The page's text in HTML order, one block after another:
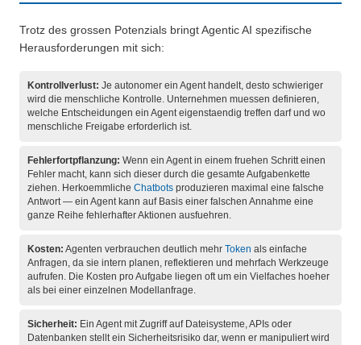
Trotz des grossen Potenzials bringt Agentic AI spezifische
Herausforderungen mit sich:
Kontrollverlust: Je autonomer ein Agent handelt, desto schwieriger
wird die menschliche Kontrolle. Unternehmen muessen definieren,
welche Entscheidungen ein Agent eigenstaendig treffen darf und wo
menschliche Freigabe erforderlich ist.
Fehlerfortpflanzung: Wenn ein Agent in einem fruehen Schritt einen
Fehler macht, kann sich dieser durch die gesamte Aufgabenkette
ziehen. Herkoemmliche Chatbots produzieren maximal eine falsche
Antwort — ein Agent kann auf Basis einer falschen Annahme eine
ganze Reihe fehlerhafter Aktionen ausfuehren.
Kosten: Agenten verbrauchen deutlich mehr Token als einfache
Anfragen, da sie intern planen, reflektieren und mehrfach Werkzeuge
aufrufen. Die Kosten pro Aufgabe liegen oft um ein Vielfaches hoeher
als bei einer einzelnen Modellanfrage.
Sicherheit: Ein Agent mit Zugriff auf Dateisysteme, APIs oder
Datenbanken stellt ein Sicherheitsrisiko dar, wenn er manipuliert wird